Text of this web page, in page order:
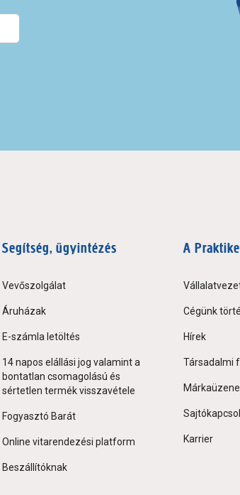
Segítség, ügyintézés
Vevőszolgálat
Áruházak
E-számla letöltés
14 napos elállási jog valamint a
bontatlan csomagolású és
sértetlen termék visszavétele
Fogyasztó Barát
Online vitarendezési platform
Beszállítóknak
A
Cégünk
Hírek
Társadalmi
Karrier